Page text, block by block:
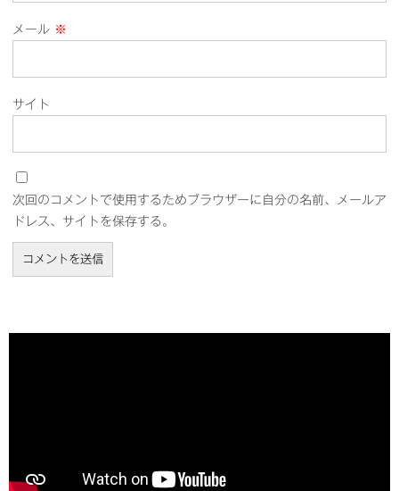
メール ※
サイト
次回のコメントで使用するためブラウザーに自分の名前、メールア
ドレス、サイトを保存する。